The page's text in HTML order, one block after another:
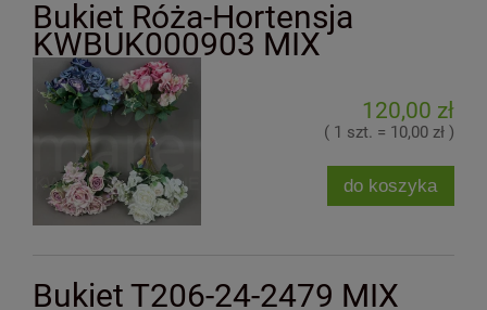
Bukiet Róża-Hortensja
KWBUK000903 MIX
120,00 zł
( 1 szt. = 10,00 zł )
do koszyka
Bukiet T206-24-2479 MIX